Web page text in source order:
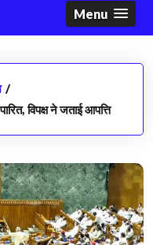
Menu
/
विपक्ष ने जताई आपत्ति